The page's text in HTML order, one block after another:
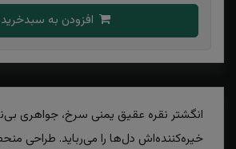
انگشتر نقره عقیق یمنی سرخ، جواهری
خیره‌کننده‌اش دل‌ها را می‌رباید. طراحی